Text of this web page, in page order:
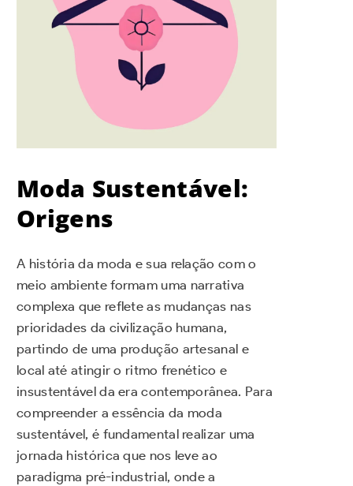
Moda Sustentável:
Origens
A história da moda e sua relação com o
meio ambiente formam uma narrativa
complexa que reflete as mudanças nas
prioridades da civilização humana,
partindo de uma produção artesanal e
local até atingir o ritmo frenético e
insustentável da era contemporânea. Para
compreender a essência da moda
sustentável, é fundamental realizar uma
jornada histórica que nos leve ao
paradigma pré-industrial, onde a